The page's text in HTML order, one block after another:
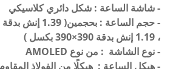
- شاشة الساعة : شكل دائري كلاسيكي
- حجم الساعة : بحجمين(
، 1.19 إنش بدقة 390×390 بكسل )
- نوع الشاشة : من نوع AMOLED
- هيكل الساعة :